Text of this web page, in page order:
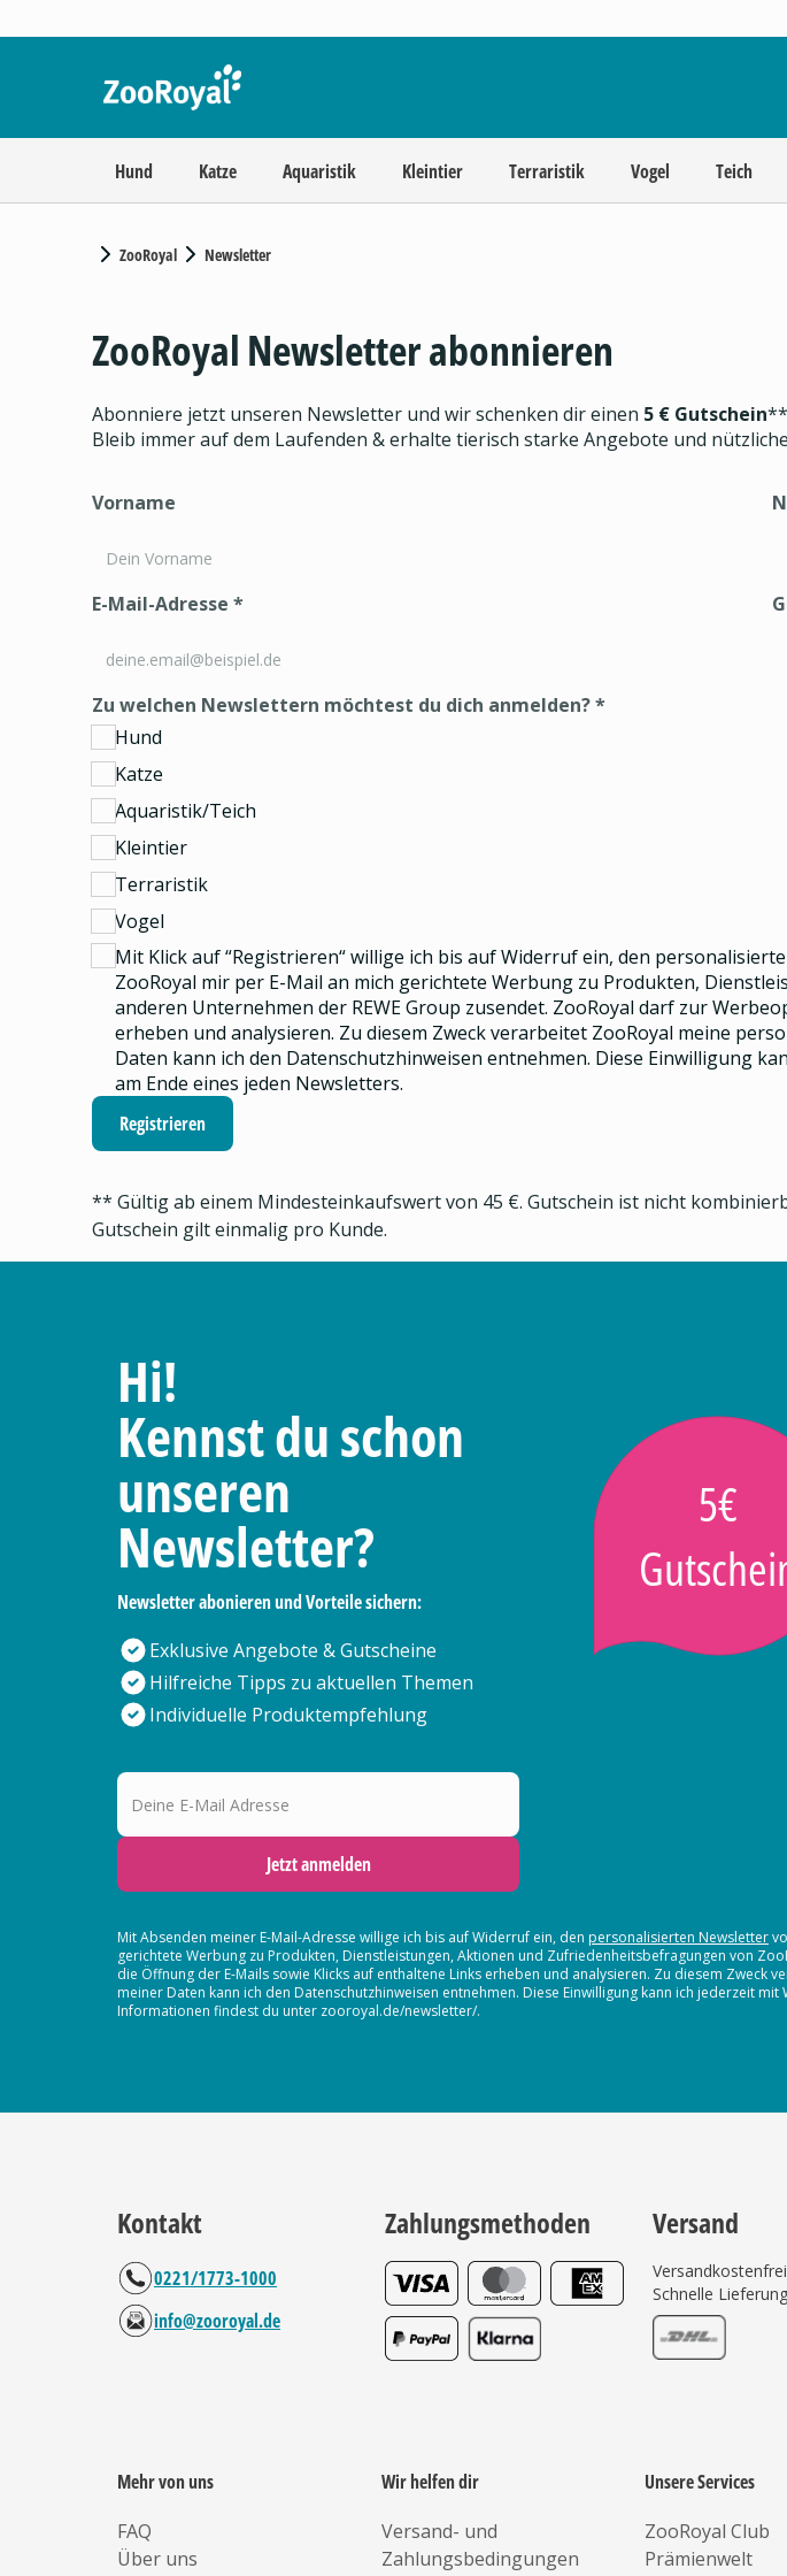
Hund Katze Aquaristik Kleintier Terraristik Vogel Teich
ZooRoyal Newsletter
ZooRoyal Newsletter abonnieren
Abonniere jetzt unseren Newsletter und wir schenken dir einen 5 € Gutschein
Bleib immer auf dem Laufenden & erhalte tierisch starke Angebote und
Vorname
E-Mail-Adresse *
Zu welchen Newslettern möchtest du dich anmelden?*
Hund
Katze
Aquaristik/Teich
Kleintier
Terraristik
Vogel
Mit Klick auf “Registrieren“ willige ich bis auf Widerruf ein, den
ZooRoyal mir per E-Mail an mich gerichtete Werbung zu Produkten,
anderen Unternehmen der REWE Group zusendet. ZooRoyal darf zur
erheben und analysieren. Zu diesem Zweck verarbeitet ZooRoyal meine
Daten kann ich den Datenschutzhinweisen entnehmen. Diese Einwilligung
am Ende eines jeden Newsletters.
Registrieren
** Gültig ab einem Mindesteinkaufswert von 45 €. Gutschein ist nicht
Gutschein gilt einmalig pro Kunde.
Hi!
Kennst du schon
unseren
Newsletter?
Newsletter abonieren und Vorteile sichern:
Exklusive Angebote & Gutscheine
Hilfreiche Tipps zu aktuellen Themen
Individuelle Produktempfehlung
5€
Deine E-Mail Adresse
Jetzt anmelden
Mit Absenden meiner E-Mail-Adresse willige ich bis auf Widerruf ein, den personalisierten Newsletter
gerichtete Werbung zu Produkten, Dienstleistungen, Aktionen und Zufriedenheitsbefragungen von
die Öffnung der E-Mails sowie Klicks auf enthaltene Links erheben und analysieren. Zu diesem
meiner Daten kann ich den Datenschutzhinweisen entnehmen. Diese Einwilligung kann ich jederzeit
Informationen findest du unter zooroyal.de/newsletter/.
Kontakt
0221/1773-1000
info@zooroyal.de
Zahlungsmethoden Versand
Schnelle Lieferung
Mehr von uns
FAQ
Über uns
Wir helfen dir
Versand- und
Zahlungsbedingungen
Unsere Services
ZooRoyal Club
Prämienwelt